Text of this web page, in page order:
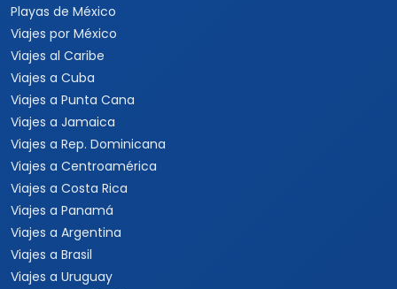
Playas de México
Viajes por México
Viajes al Caribe
Viajes a Cuba
Viajes a Punta Cana
Viajes a Jamaica
Viajes a Rep. Dominicana
Viajes a Centroamérica
Viajes a Costa Rica
Viajes a Panamá
Viajes a Argentina
Viajes a Brasil
Viajes a Uruguay